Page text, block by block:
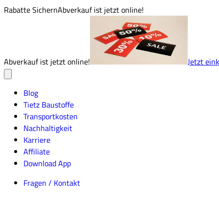
Rabatte SichernAbverkauf ist jetzt online!
Abverkauf ist jetzt online! Jetzt
Blog
Tietz Baustoffe
Transportkosten
Nachhaltigkeit
Karriere
Affiliate
Download App
Fragen / Kontakt